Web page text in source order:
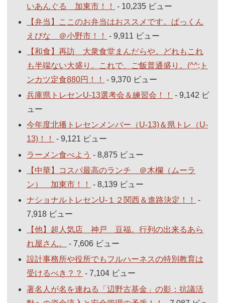
いあんぐる 加東市！！
- 10,235 ビュー
【弁当】ここのお弁当はおススメです。ぱっくん
えびな ＠小野市！！
- 9,911 ビュー
【和食】再訪 大衆食堂まんだらや。どれもこれ
も半端ない大盛り。これで、ご飯普通盛り。(^^;ト
ンカツ定食880円！！
- 9,370 ビュー
兵庫県トレセンU-13選考会＆練習会！！
- 9,142 ビ
ュー
今年度北播トレセンメンバー（U-13)＆県トレ（U-
13)！！
- 9,121 ビュー
ラーメン食べよう - 8,875 ビュー
【中華】コスパ最高のランチ ＠木欄（ムーラ
ン） 加東市！！
- 8,139 ビュー
ナショナルトレセンU-１２関西＆進路決定！！
-
7,918 ビュー
【他】超人気店 神戸 豆福。行列の出来るあら
れ屋さん。
- 7,606 ビュー
設計事務所や役所でもフルハーネスの特別教育は
受けるべき？？ - 7,104 ビュー
著名人が名を連ねる「辺野古基金」の影：抗議活